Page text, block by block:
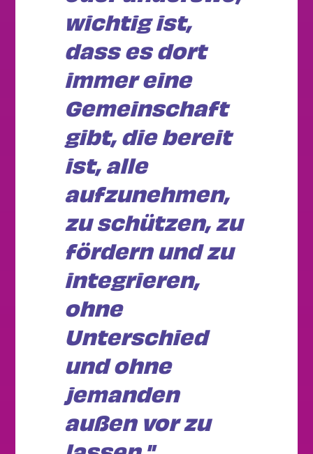
wichtig ist,
dass es dort
immer eine
Gemeinschaft
gibt, die bereit
ist, alle
aufzunehmen,
zu schützen, zu
fördern und zu
integrieren,
ohne
Unterschied
und ohne
jemanden
außen vor zu